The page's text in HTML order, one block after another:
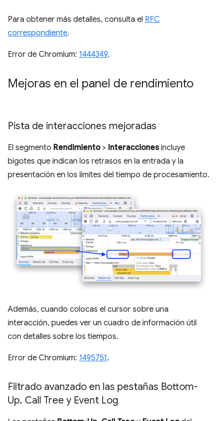
Para obtener más detalles, consulta el RFC
correspondiente.
Error de Chromium: 1444349.
Mejoras en el panel de rendimiento
Pista de interacciones mejoradas
El segmento Rendimiento> Interaccionesincluye
bigotes que indican los retrasos en la entrada y la
presentación en los límites del tiempo de procesamiento.
Además, cuando colocas el cursor sobre una
interacción, puedes ver un cuadro de información útil
con detalles sobre los tiempos.
Error de Chromium: 1495751.
Filtrado avanzado en las pestañas Bottom-
Up, Call Tree y Event Log